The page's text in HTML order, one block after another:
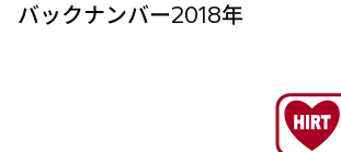
バックナンバー2018年